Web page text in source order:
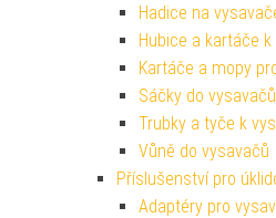
Hadice na
Hubice a kartáče
Kartáče a mopy
Sáčky do vysavačů
Trubky a tyče k
Vůně do vysavačů
Příslušenství pro
Adaptéry pro